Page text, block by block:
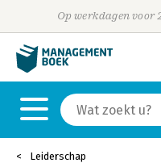
Op werkdagen voor
Leiderschap